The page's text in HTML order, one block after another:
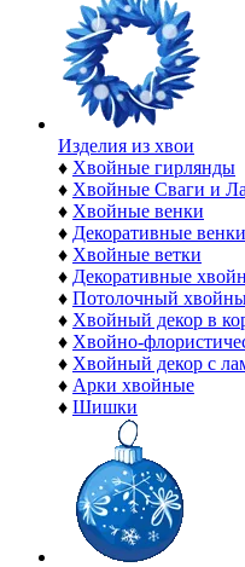
Изделия из хвои
♦ Хвойные гирлянды
♦ Хвойные Сваги и
♦ Хвойные венки
♦ Декоративные венки
♦ Хвойные ветки
♦ Декоративные
♦ Потолочный
♦ Хвойный декор в
♦ Хвойно-
♦ Хвойный декор с
♦ Арки хвойные
♦ Шишки